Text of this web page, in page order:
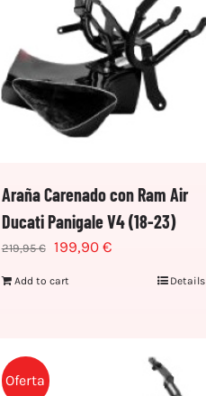
Araña Carenado con Ram Air
Ducati Panigale V4 (18-23)
219,95€ 199,90 €
Add to cart Details
Oferta